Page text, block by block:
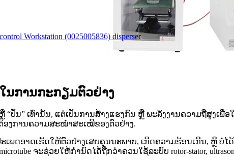
ໃນການກະກຽມຕົວຢ່າງ
ຫຼື “ປັ່ນ” ເທົ່ານັ້ນ, ແຕ່ເປັນການສ້າງແຮງກົນ ຫຼື ພະລັງງານຄວາມຖີ່ສູ
ອງການຄວາມສະໝ່ຳສະເໝີຂອງຕົວຢ່າງ.
ເພດອາດເຮັດໃຫ້ຕົວຢ່າງເສຍຄຸນນະພາບ, ເກີດຄວາມຮ້ອນເກີນ, ຫຼື ບໍ່
microtube ຈະຊ່ວຍໃຫ້ກຳນົດໄດ້ຖືກວ່າຄວນໃຊ້ລະບົບ rotor-stator,
Workstation (0025005836) disperser